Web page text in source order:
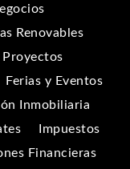
Renovables
Proyectos
Ferias y Eventos
Inmobiliaria
Impuestos
Financieras